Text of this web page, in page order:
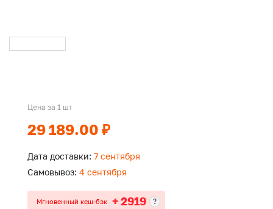
Цена за 1 шт
29 189.00 ₽
Дата доставки: 7 сентября
Самовывоз: 4 сентября
Мгновенный кеш-бэк + 2919 ?